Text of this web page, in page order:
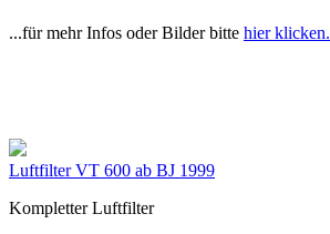
...für mehr Infos oder Bilder bitte hier klicken.
Luftfilter VT 600 ab BJ 1999
Kompletter Luftfilter